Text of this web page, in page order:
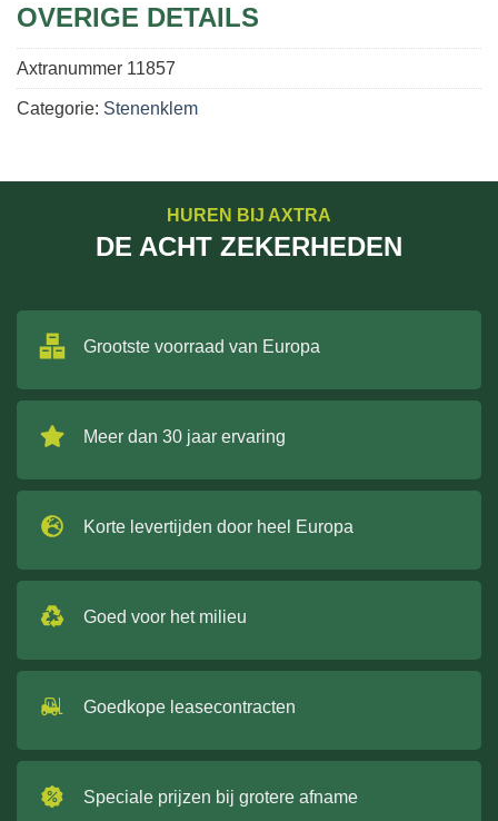
OVERIGE DETAILS
Axtranummer 11857
Categorie: Stenenklem
HUREN BIJ AXTRA
DE ACHT ZEKERHEDEN
Grootste voorraad van Europa
Meer dan 30 jaar ervaring
Korte levertijden door heel Europa
Goed voor het milieu
Goedkope leasecontracten
Speciale prijzen bij grotere afname